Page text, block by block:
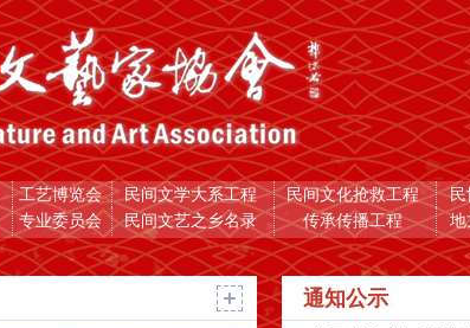
工艺博览会 民间文学大系工程 民间文化抢救工程 民
专业委员会 民间文艺之乡名录 传承传播工程 地
通知公示